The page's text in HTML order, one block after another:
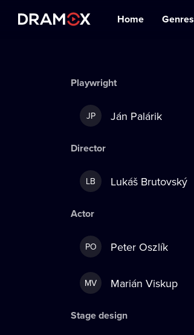
Home Genres
Playwright
JP Ján Palárik
Director
LB Lukáš Brutovský
Actor
PO Peter Oszlík
MV Marián Viskup
Stage design